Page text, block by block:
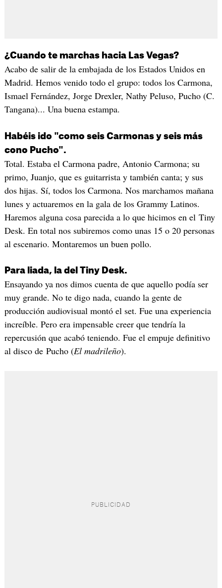
¿Cuando te marchas hacia Las Vegas?
Acabo de salir de la embajada de los Estados Unidos en
Madrid. Hemos venido todo el grupo: todos los Carmona,
Ismael Fernández, Jorge Drexler, Nathy Peluso, Pucho (C.
Tangana)... Una buena estampa.
Habéis ido "como seis Carmonas y seis más
cono Pucho".
Total. Estaba el Carmona padre, Antonio Carmona; su
primo, Juanjo, que es guitarrista y también canta; y sus
dos hijas. Sí, todos los Carmona. Nos marchamos mañana
lunes y actuaremos en la gala de los Grammy Latinos.
Haremos alguna cosa parecida a lo que hicimos en el Tiny
Desk. En total nos subiremos como unas 15 o 20 personas
al escenario. Montaremos un buen pollo.
Para liada, la del Tiny Desk.
Ensayando ya nos dimos cuenta de que aquello podía ser
muy grande. No te digo nada, cuando la gente de
producción audiovisual montó el set. Fue una experiencia
increíble. Pero era impensable creer que tendría la
repercusión que acabó teniendo. Fue el empuje definitivo
al disco de Pucho (El madrileño).